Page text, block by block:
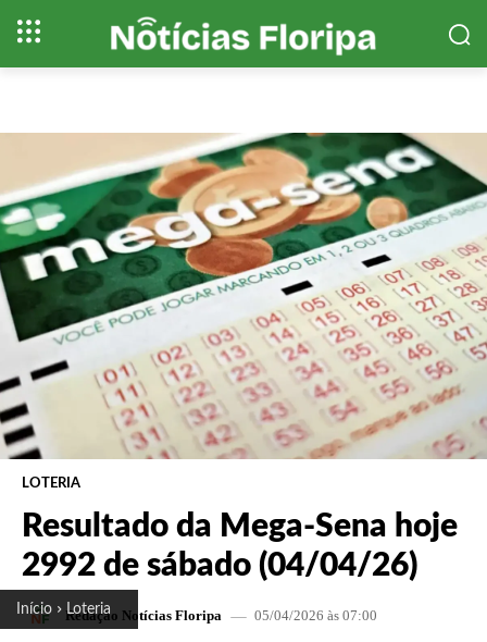
Início Loteria
LOTERIA
Resultado da Mega-Sena hoje
2992 de sábado (04/04/26)
Redação Notícias Floripa 05/04/2026 às 07:00